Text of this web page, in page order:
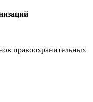
правоохранительных